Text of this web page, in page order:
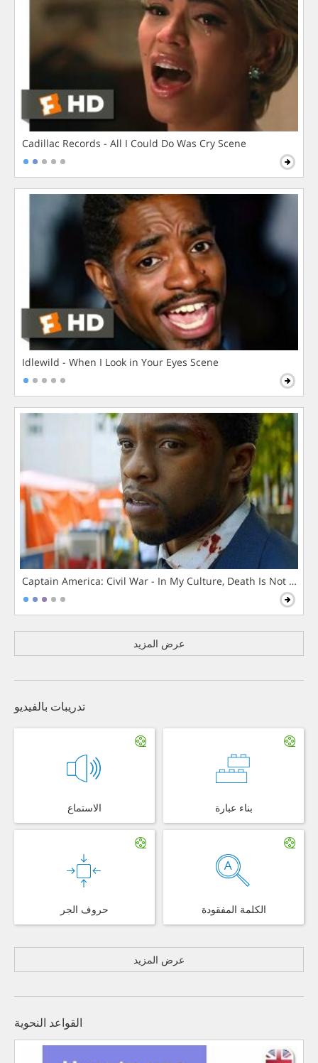
Cadillac Records - All I Could Do Was Cry Scene
Idlewild - When I Look in Your Eyes Scene
Captain America: Civil War - In My Culture, Death Is Not The
عرض المزيد
تدريبات بالفيديو
الاستماع بناء عبارة
حروف الجر الكلمة المفقودة
عرض المزيد
القواعد النحوية